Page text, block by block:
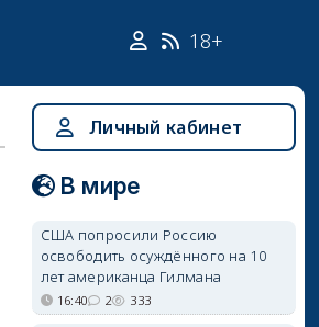
18+
Личный кабинет
В мире
США попросили Россию
освободить осуждённого на 10
лет американца Гилмана
16:40 2 333